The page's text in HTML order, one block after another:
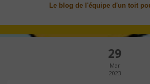
Le blog de l'équipe d'un toit
29
Mar
2023